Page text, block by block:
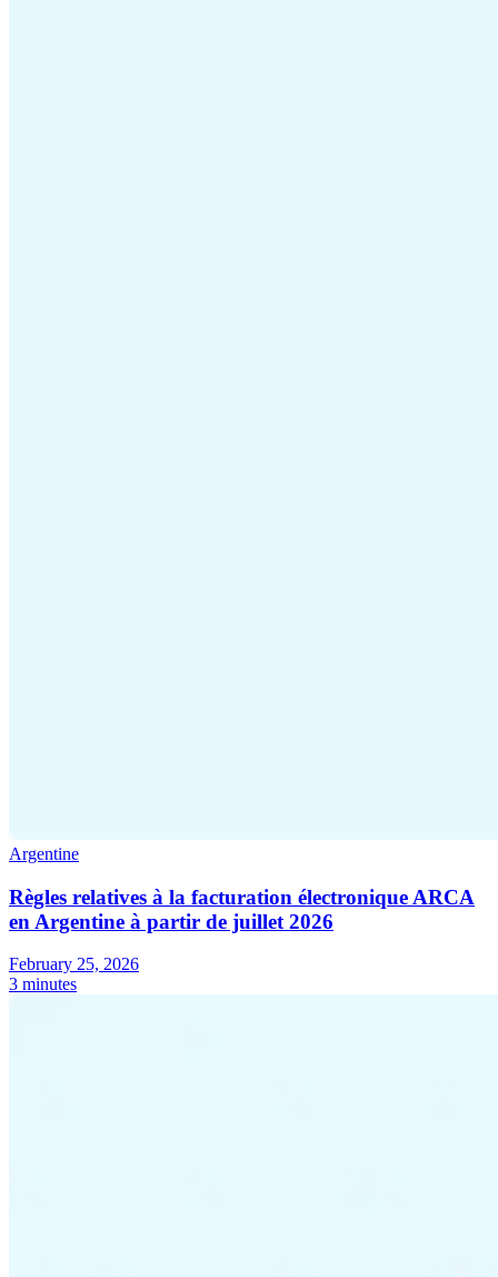
Argentine
Règles relatives à la facturation électronique ARCA
en Argentine à partir de juillet 2026
February 25, 2026
3 minutes